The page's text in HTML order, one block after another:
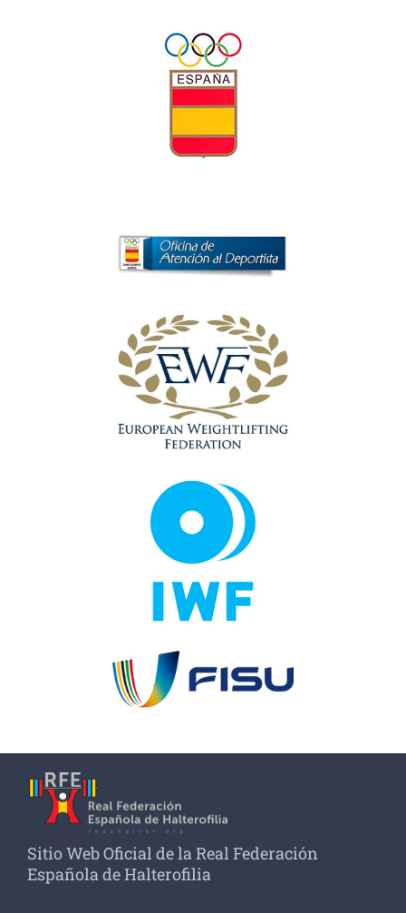
Sitio Web Oficial de la Real Federación
Española de Halterofilia